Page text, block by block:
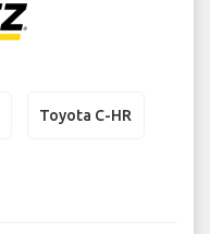
Toyota C-HR